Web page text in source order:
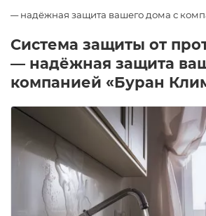
— надёжная защита вашего дома с
Система защиты от
— надёжная защита
компанией «Буран